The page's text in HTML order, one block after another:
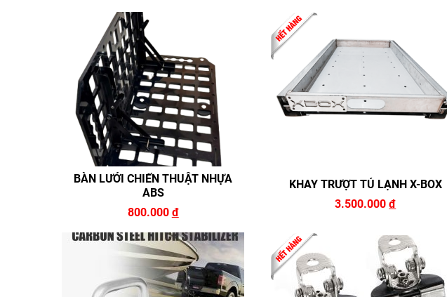
BÀN LƯỚI CHIẾN THUẬT NHỰA
ABS
800.000 đ
KHAY TRƯỢT TỦ LẠNH X-BOX
3.500.000đ